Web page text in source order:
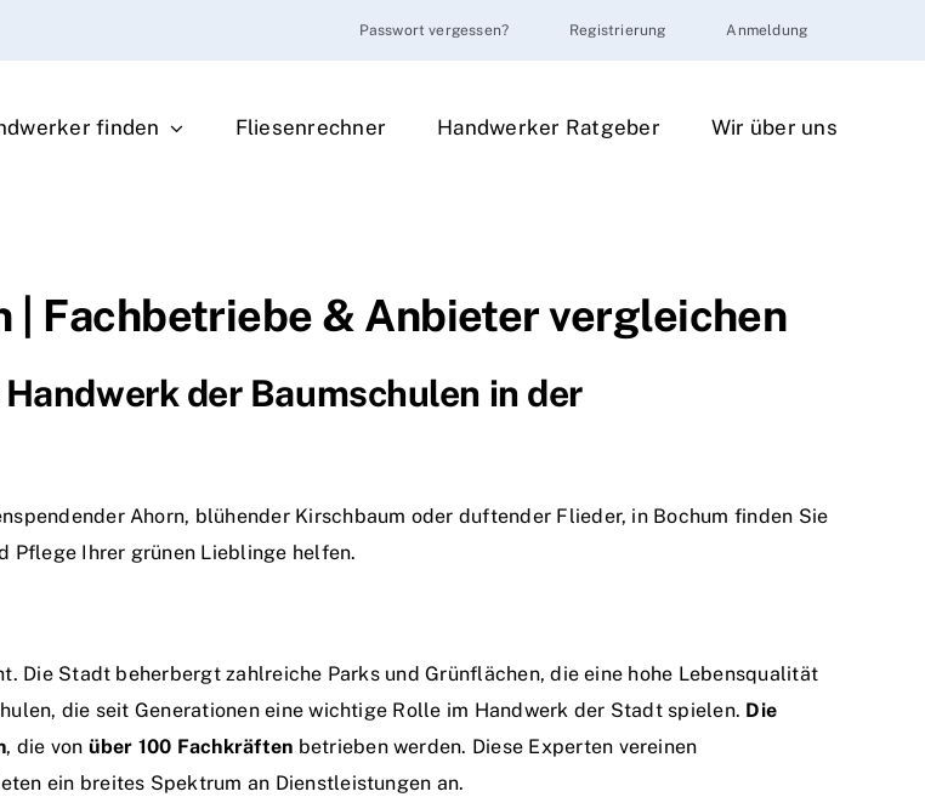
Passwort vergessen? Registrierung Anmeldung
finden Fliesenrechner Handwerker Ratgeber Wir über uns
| Fachbetriebe & Anbieter vergleichen
der Baumschulen in der
Ahorn, blühender Kirschbaum oder duftender Flieder, in Bochum finden Sie
Pflege Ihrer grünen Lieblinge helfen.
Die Stadt beherbergt zahlreiche Parks und Grünflächen, die eine hohe Lebensqualität
die seit Generationen eine wichtige Rolle im Handwerk der Stadt spielen. Die
, die von über 100 Fachkräften betrieben werden. Diese Experten vereinen
ein breites Spektrum an Dienstleistungen an.